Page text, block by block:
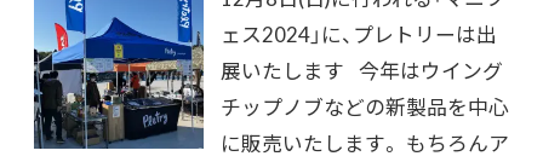
ェス2024」に、プレトリーは出
展いたします 今年はウイング
チップノブなどの新製品を中心
に販売いたします。 もちろんア